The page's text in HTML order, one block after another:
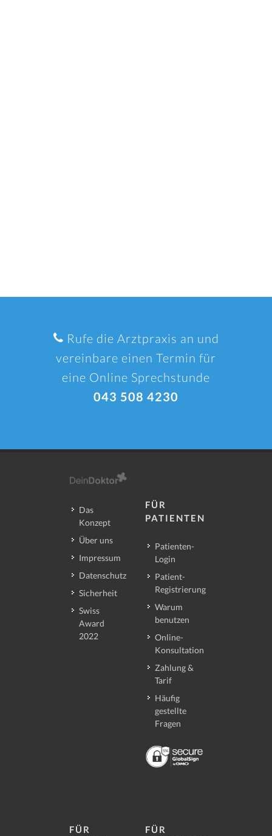
Rufe die Arztpraxis an und
vereinbare einen Termin für
eine Online Sprechstunde
043 508 4230
Das
Konzept
Über uns
Impressum
Datenschutz
Sicherheit
Swiss
Award
2022
FÜR
PATIENTEN
Patienten-
Login
Patient-
Registrierung
Warum
benutzen
Online-
Konsultation
Zahlung &
Tarif
Häufig
gestellte
Fragen
FÜR
FÜR